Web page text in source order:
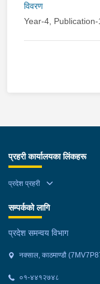
विवरण
Year-4,
प्रहरी कार्यालयका लिंकहरू
प्रदेश प्रहरी
सम्पर्कको लागि
प्रदेश समन्वय विभाग
नक्साल, काठमाण्डौ
०१-४४१२७४८